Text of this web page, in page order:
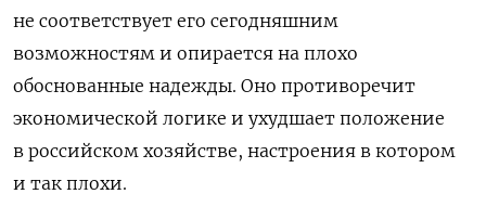
не соответствует его сегодняшним
возможностям и опирается на плохо
обоснованные надежды. Оно противоречит
экономической логике и ухудшает положение
в российском хозяйстве, настроения в котором
и так плохи.